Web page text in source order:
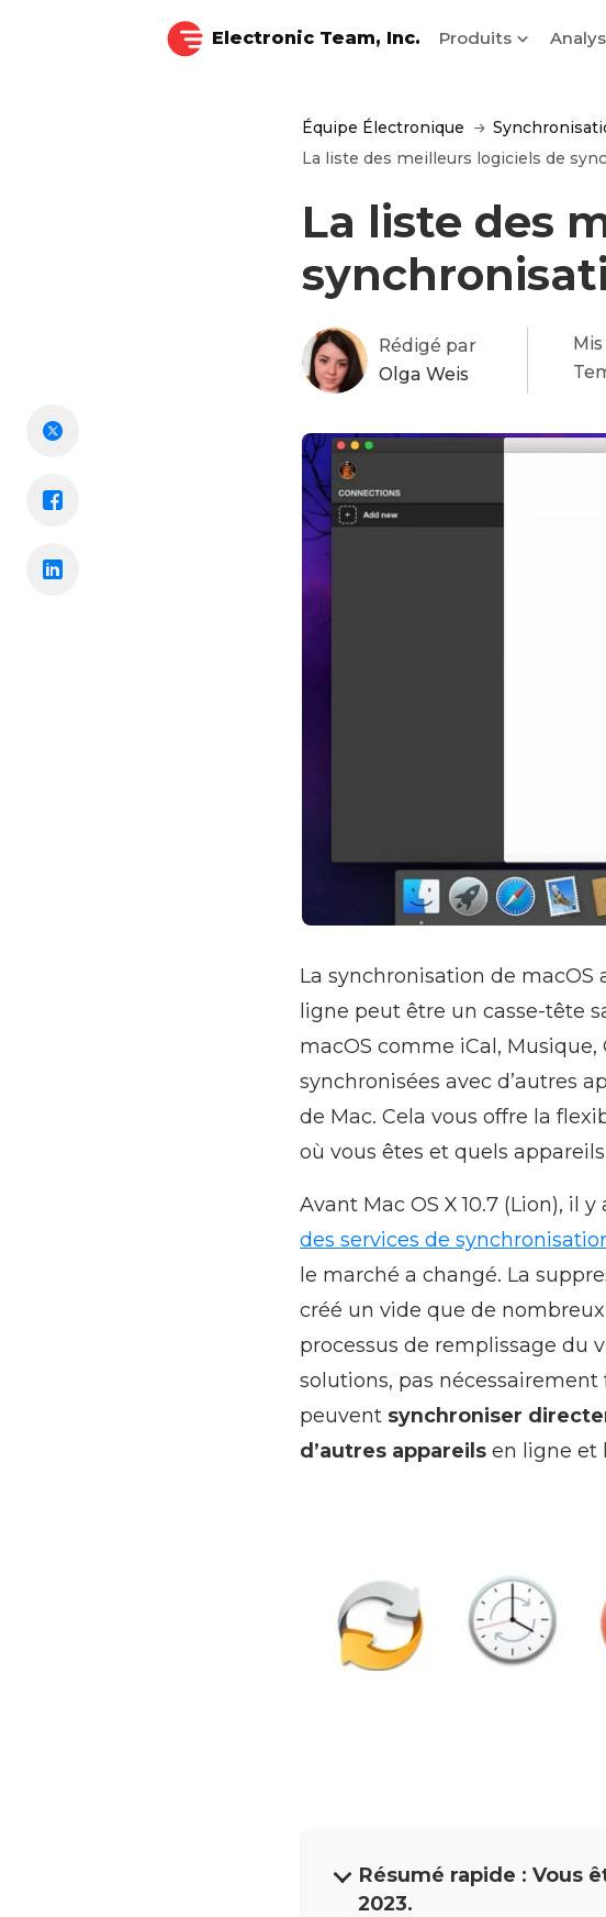
Electronic Team, Inc. Produits
Équipe Électronique
La liste des meilleurs logiciels de
La liste des
Rédigé par
Olga Weis
La synchronisation de
ligne peut être un casse-tête
macOS comme iCal, Musique,
synchronisées avec d’autres
de Mac. Cela vous offre la
où vous êtes et quels
Avant Mac OS X 10.7 (Lion), il
des services de
le marché a changé. La
créé un vide que de
processus de remplissage du
solutions, pas nécessairement
peuvent synchroniser
d’autres appareils en ligne et
Résumé rapide : Vous
2023.